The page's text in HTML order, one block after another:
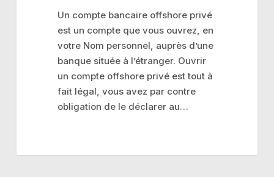
Un compte bancaire offshore privé
est un compte que vous ouvrez, en
votre Nom personnel, auprès d’une
banque située à l’étranger. Ouvrir
un compte offshore privé est tout à
fait légal, vous avez par contre
obligation de le déclarer au…